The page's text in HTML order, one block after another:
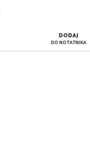
DODAJ
DO NOTATNIKA